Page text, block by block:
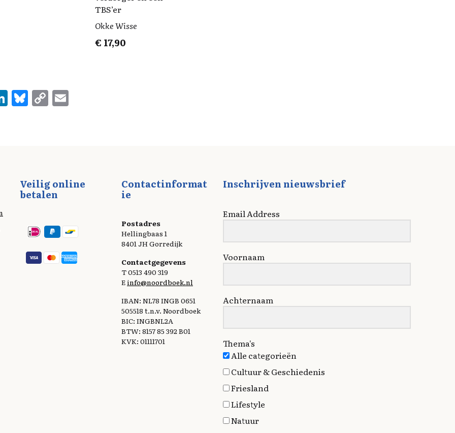
TBS’er
Okke Wisse
€ 17,90
Li
n
Bl
u
C
o
n
k
Veilig online
betalen
Contactinformat
ie
Postadres
Hellingbaas 1
8401 JH Gorredijk
Contactgegevens
T 0513 490 319
E info@noordboek.nl
IBAN: NL78 INGB 0651
505518 t.n.v. Noordboek
BIC: INGBNL2A
BTW: 8157 85 392 B01
KVK: 01111701
Inschrijven nieuwsbrief
Email Address
Voornaam
Achternaam
Thema's
Alle categorieën
Cultuur & Geschiedenis
Friesland
Lifestyle
Natuur